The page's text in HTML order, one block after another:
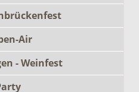
Air
- Weinfest